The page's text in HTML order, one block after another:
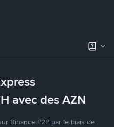
avec des AZN
Binance P2P par le biais de